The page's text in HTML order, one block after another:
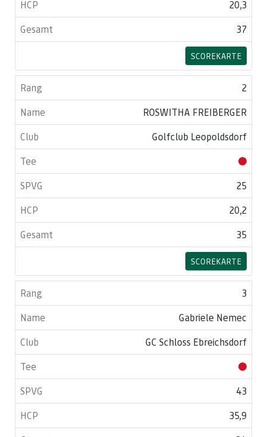
20,3
37
SCOREKARTE
2
ROSWITHA FREIBERGER
Golfclub Leopoldsdorf
25
20,2
35
SCOREKARTE
3
Gabriele Nemec
GC Schloss Ebreichsdorf
43
35,9